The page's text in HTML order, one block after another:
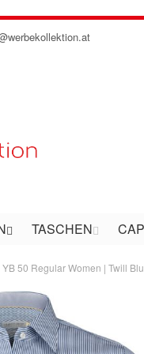
TASCHEN
50 Regular Women | Twill